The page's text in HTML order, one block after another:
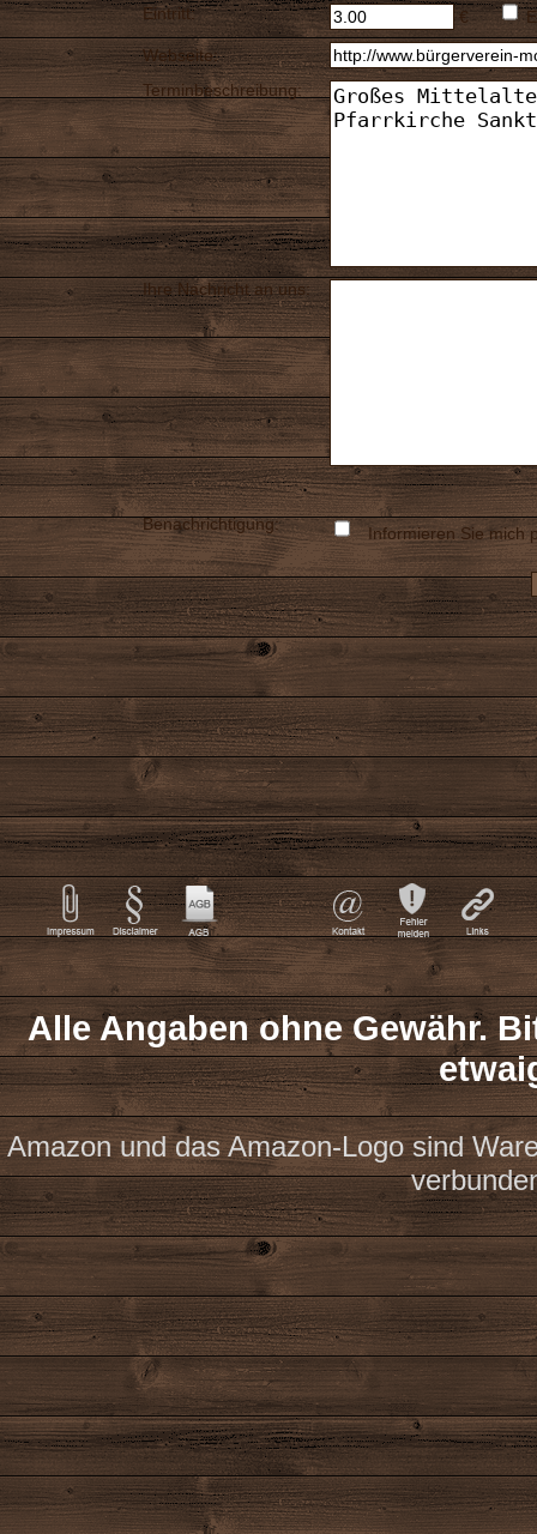
Eintritt: €
Webseite:
Terminbeschreibung:
Ihre Nachricht an uns:
Benachrichtigung: Informieren Sie mich
Alle Angaben ohne Gewähr.
Amazon und das Amazon-Logo sind